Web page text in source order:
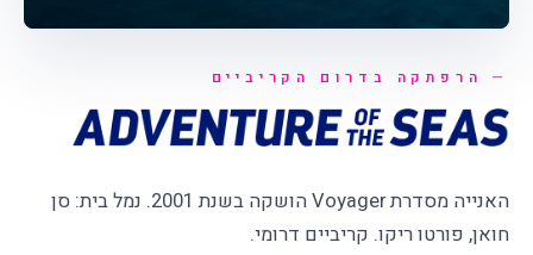
הרפתקה בדרום הקריביים
האנייה מסדרת Voyager הושקה בשנת 2001. נמל בית: סן
חואן, פורטו ריקו. קריביים דרומי.